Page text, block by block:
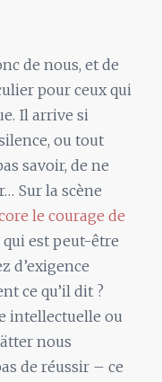
de nous, et de
pour ceux qui
Il arrive si
ou tout
savoir, de ne
Sur la scène
le courage de
qui est peut-être
d’exigence
ce qu’il dit ?
intellectuelle ou
nous
de réussir – ce